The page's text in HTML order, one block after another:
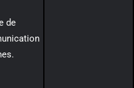
de